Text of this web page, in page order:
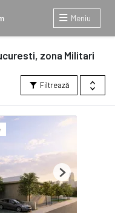
Meniu
zona Militari
Filtrează
Next